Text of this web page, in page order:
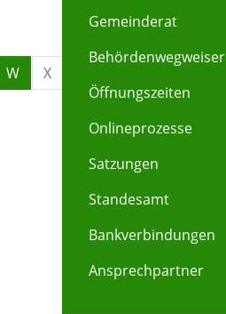
W X
Gemeinderat
Behördenwegweiser
Öffnungszeiten
Onlineprozesse
Satzungen
Standesamt
Bankverbindungen
Ansprechpartner